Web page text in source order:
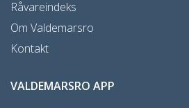
Råvareindeks
Om Valdemarsro
Kontakt
VALDEMARSRO APP